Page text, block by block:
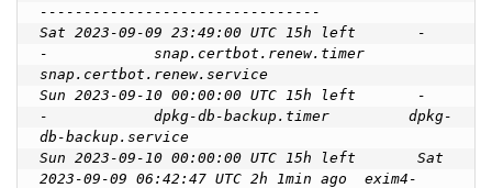
--------------------------------
Sat 2023-09-09 23:49:00 UTC 15h left       -
-            snap.certbot.renew.timer
snap.certbot.renew.service
Sun 2023-09-10 00:00:00 UTC 15h left       -
-            dpkg-db-backup.timer         dpkg-
db-backup.service
Sun 2023-09-10 00:00:00 UTC 15h left       Sat
2023-09-09 06:42:47 UTC 2h 1min ago  exim4-